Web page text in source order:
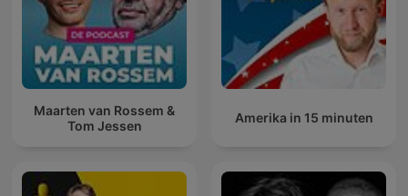
Maarten van Rossem &
Tom Jessen
Amerika in 15 minuten